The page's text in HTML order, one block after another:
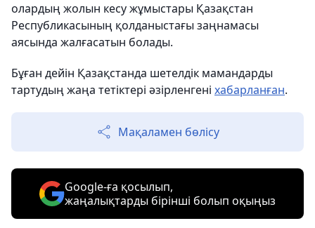
олардың жолын кесу жұмыстары Қазақстан
Республикасының қолданыстағы заңнамасы
аясында жалғасатын болады.
Бұған дейін Қазақстанда шетелдік мамандарды
тартудың жаңа тетіктері әзірленгені хабарланған.
Мақаламен бөлісу
Google-ға қосылып,
жаңалықтарды бірінші болып оқыңыз